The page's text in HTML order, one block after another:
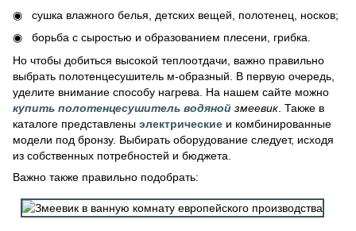
сушка влажного белья, детских вещей, полотенец, носков;
борьба с сыростью и образованием плесени, грибка.
Но чтобы добиться высокой теплоотдачи, важно правильно
выбрать полотенцесушитель м-образный. В первую очередь,
уделите внимание способу нагрева. На нашем сайте можно
купить полотенцесушитель водяной змеевик . Также в
каталоге представлены электрические и комбинированные
модели под бронзу. Выбирать оборудование следует, исходя
из собственных потребностей и бюджета.
Важно также правильно подобрать: